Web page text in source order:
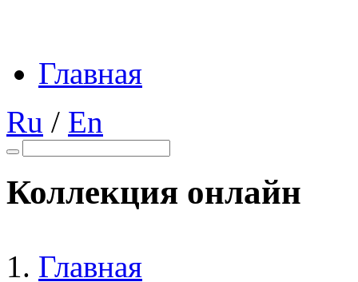
Главная
Ru / En
Коллекция онлайн
Главная